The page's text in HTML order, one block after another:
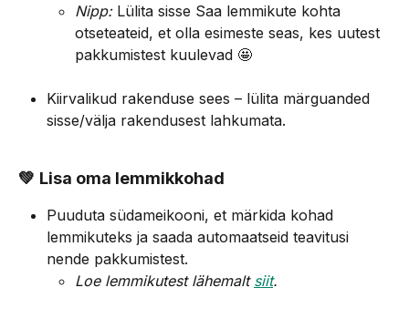
Nipp: Lülita sisse Saa lemmikute kohta
otseteateid, et olla esimeste seas, kes uutest
pakkumistest kuulevad 🤩
Kiirvalikud rakenduse sees – lülita märguanded
sisse/välja rakendusest lahkumata.
💚 Lisa oma lemmikkohad
Puuduta südameikooni, et märkida kohad
lemmikuteks ja saada automaatseid teavitusi
nende pakkumistest.
Loe lemmikutest lähemalt siit.